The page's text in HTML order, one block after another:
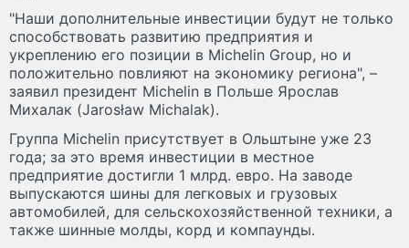
"Наши дополнительные инвестиции будут не только
способствовать развитию предприятия и
укреплению его позиции в Michelin Group, но и
положительно повлияют на экономику региона", –
заявил президент Michelin в Польше Ярослав
Михалак (Jarosław Michalak).
Группа Michelin присутствует в Ольштыне уже 23
года; за это время инвестиции в местное
предприятие достигли 1 млрд. евро. На заводе
выпускаются шины для легковых и грузовых
автомобилей, для сельскохозяйственной техники, а
также шинные молды, корд и компаунды.